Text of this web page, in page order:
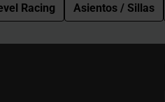
Racing Asientos / Sillas